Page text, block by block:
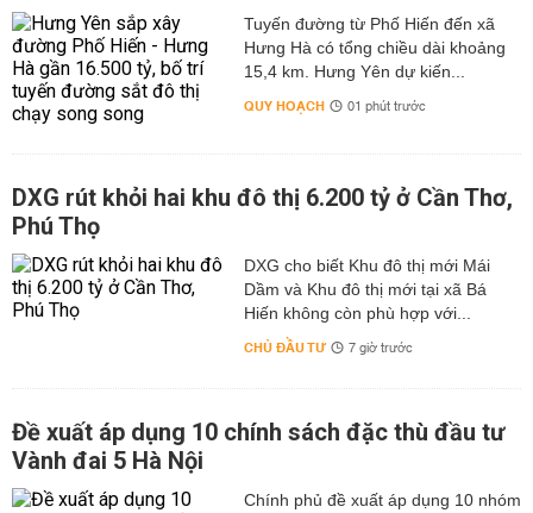
Tuyến đường từ Phố Hiến đến xã
Hưng Hà có tổng chiều dài khoảng
15,4 km. Hưng Yên dự kiến...
QUY HOẠCH 01 phút trước
DXG rút khỏi hai khu đô thị 6.200 tỷ ở Cần Thơ,
Phú Thọ
DXG cho biết Khu đô thị mới Mái
Dầm và Khu đô thị mới tại xã Bá
Hiến không còn phù hợp với...
CHỦ ĐẦU TƯ 7 giờ trước
Đề xuất áp dụng 10 chính sách đặc thù đầu tư
Vành đai 5 Hà Nội
Chính phủ đề xuất áp dụng 10 nhóm